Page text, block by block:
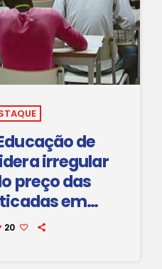
de
irregular
preço das
em
20